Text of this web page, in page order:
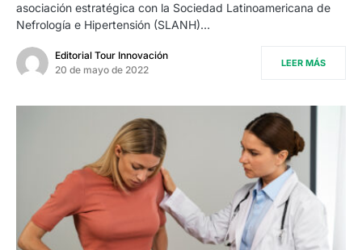
asociación estratégica con la Sociedad Latinoamericana de
Nefrología e Hipertensión (SLANH)…
Editorial Tour Innovación
20 de mayo de 2022
LEER MÁS